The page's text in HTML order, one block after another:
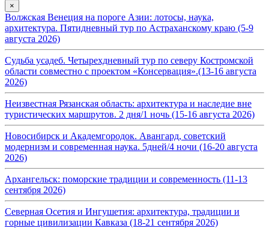
×
Волжская Венеция на пороге Азии: лотосы, наука,
архитектура. Пятидневный тур по Астраханскому краю (5-9
августа 2026)
Судьба усадеб. Четырехдневный тур по северу Костромской
области совместно с проектом «Консервация».(13-16 августа
2026)
Неизвестная Рязанская область: архитектура и наследие вне
туристических маршрутов. 2 дня/1 ночь (15-16 августа 2026)
Новосибирск и Академгородок. Авангард, советский
модернизм и современная наука. 5дней/4 ночи (16-20 августа
2026)
Архангельск: поморские традиции и современность (11-13
сентября 2026)
Северная Осетия и Ингушетия: архитектура, традиции и
горные цивилизации Кавказа (18-21 сентября 2026)